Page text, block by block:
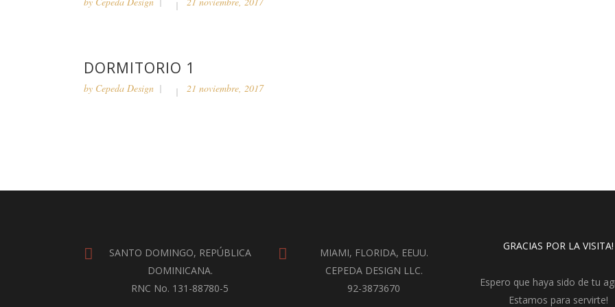
DORMITORIO 1
by Cepeda Design 21 noviembre, 2017
SANTO DOMINGO, REPÚBLICA
DOMINICANA.
RNC No. 131-88780-5
MIAMI, FLORIDA, EEUU.
CEPEDA DESIGN LLC.
92-3873670
GRACIAS POR LA VISITA!
Espero que haya sido de tu
Estamos para servirte!